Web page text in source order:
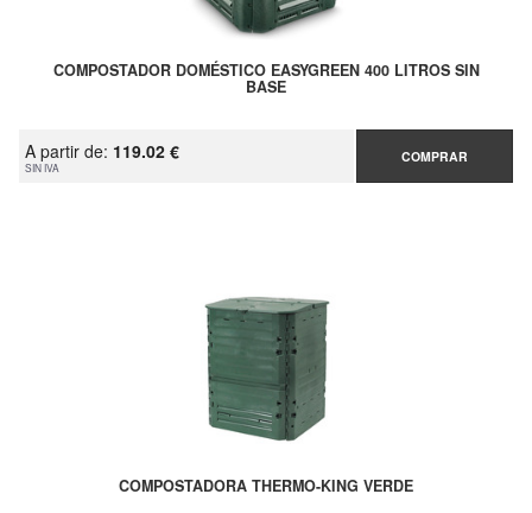
COMPOSTADOR DOMÉSTICO EASYGREEN 400 LITROS SIN
BASE
A partir de: 119.02 €
SIN IVA
COMPRAR
COMPOSTADORA THERMO-KING VERDE